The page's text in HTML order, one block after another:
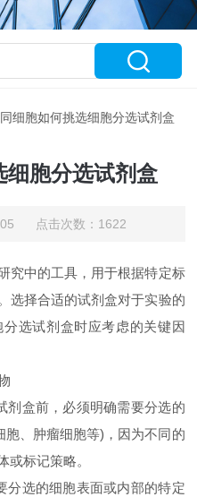
细胞如何挑选细胞分选试剂盒
细胞分选试剂盒
05 点击次数：1622
中的工具，用于根据特定标
选择合适的试剂盒对于实验的
选试剂盒时应考虑的关键因
盒前，必须明确需要分选的
、肿瘤细胞等)，因为不同的
或标记策略。
选的细胞表面或内部的特定